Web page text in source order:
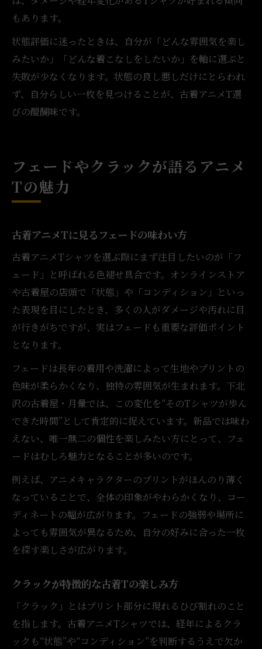
もあります。
状態評価に迷ったときは、自分が「どんな雰囲気を楽し
みたいか」「どんな着こなしをしたいか」を軸に選ぶと
失敗が少なくなります。状態の良し悪しだけにとらわれ
ず、自分らしい一枚を見つけることが、古着アニメT選
びの醍醐味です。
フェードやクラックが語るアニメ
Tの魅力
古着アニメTに見るフェードの味わい方
古着アニメTシャツを選ぶ際にまず注目したいのが「フ
ェード」と呼ばれる色褪せ具合です。オンラインストア
や古着屋の店頭で「状態」や「コンディション」といっ
た表現を目にしたとき、多くの人がダメージや汚れに目
が行きがちですが、実はフェードも重要な評価ポイント
となります。
フェードは長年の着用や洗濯によって生地やプリントの
色味が柔らかくなり、独特の雰囲気が生まれます。下北
沢の古着屋・月暈では、この変化を“そのTシャツが歩ん
できた時間”として肯定的に捉えています。新品では味わ
えない、唯一無二の個性を楽しみたい方にとって、フェ
ードはむしろ魅力となることが多いのです。
例えば、アニメキャラクターのプリントがほんのり薄く
なっていることで、全体の印象がやわらかくなり、コー
ディネートの幅が広がります。フェードの強弱や場所に
よっても雰囲気が異なるため、自分の好みに合った一枚
を探す楽しさが広がります。
クラックが特徴的な古着Tの楽しみ方
「クラック」とはプリント部分に現れるひび割れのこと
を指します。古着アニメTシャツでは、経年によるクラ
ックも“状態”や“コンディション”を判断するうえで欠か